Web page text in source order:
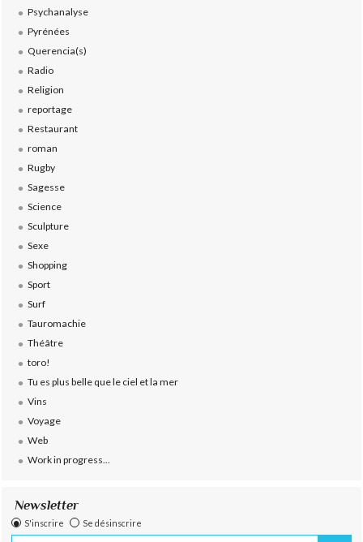
Psychanalyse
Pyrénées
Querencia(s)
Radio
Religion
reportage
Restaurant
roman
Rugby
Sagesse
Science
Sculpture
Sexe
Shopping
Sport
Surf
Tauromachie
Théâtre
toro!
Tu es plus belle que le ciel et la mer
Vins
Voyage
Web
Work in progress...
Newsletter
S'inscrire Se désinscrire